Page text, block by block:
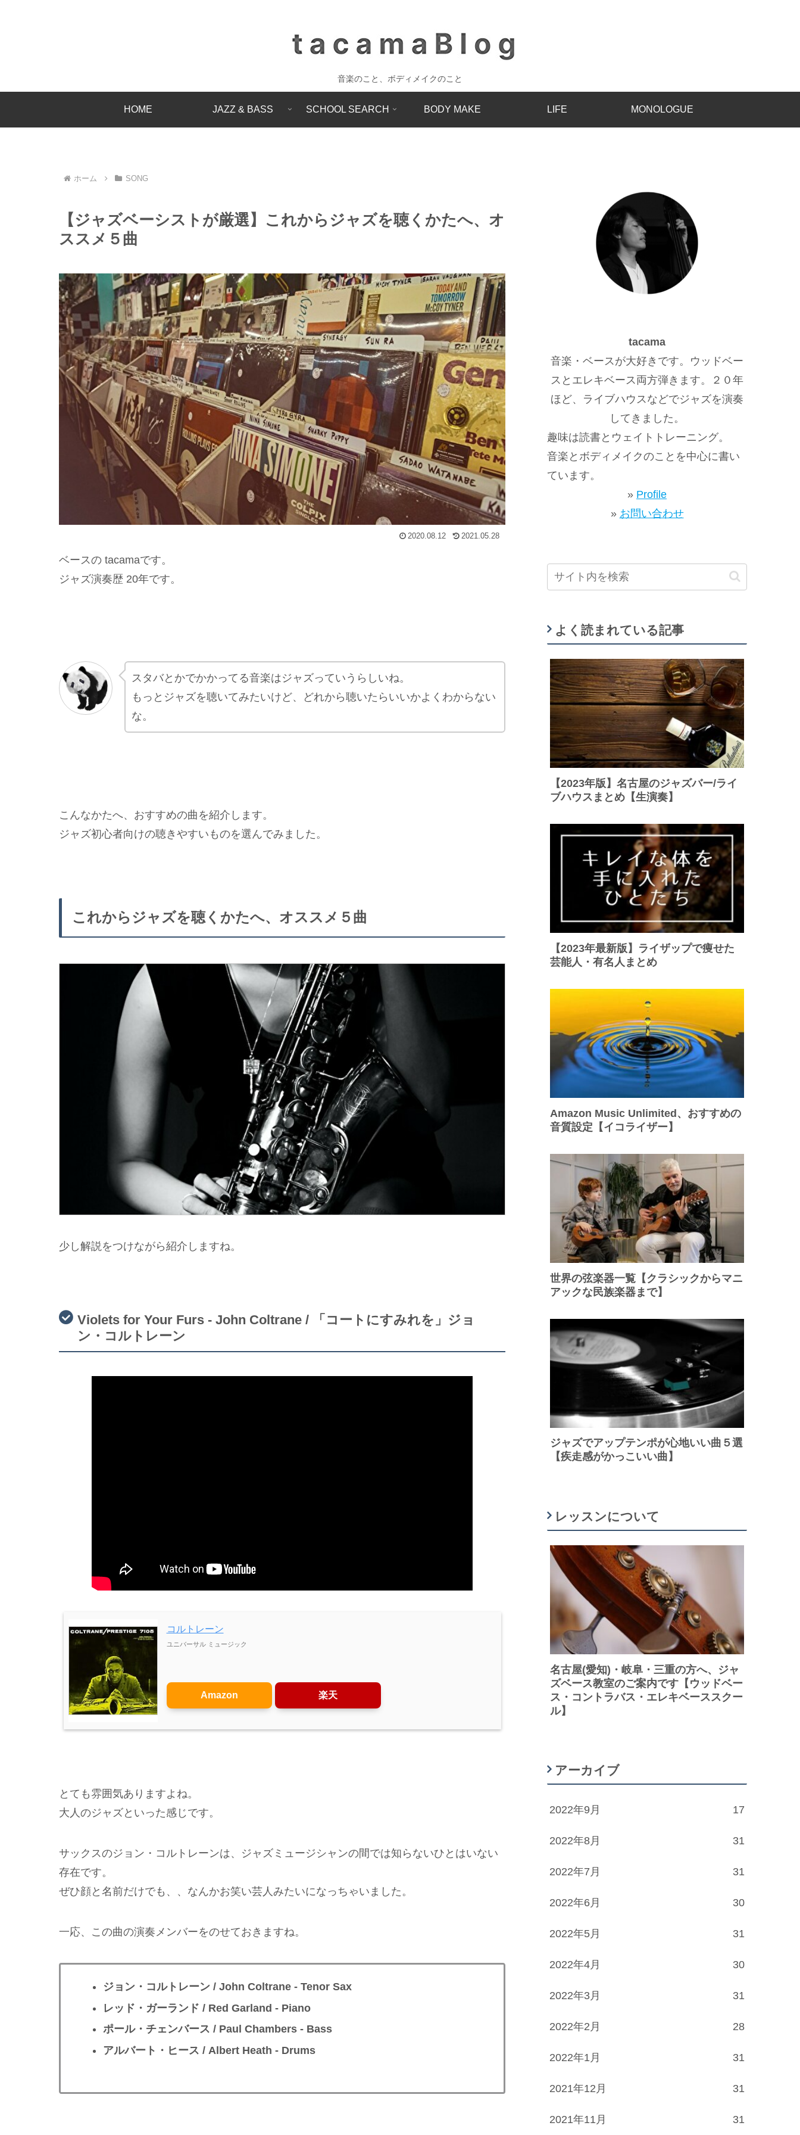
音楽のこと、ボディメイクのこと
HOME JAZZ & BASS SCHOOL SEARCH BODY MAKE LIFE MONOLOGUE
ホーム SONG
【ジャズベーシストが厳選】これからジャズを聴くかたへ、オ
ススメ５曲
2020.08.12 2021.05.28
ベースの tacamaです。
ジャズ演奏歴 20年です。
スタバとかでかかってる音楽はジャズっていうらしいね。
もっとジャズを聴いてみたいけど、どれから聴いたらいいかよくわからない
な。
こんなかたへ、おすすめの曲を紹介します。
ジャズ初心者向けの聴きやすいものを選んでみました。
これからジャズを聴くかたへ、オススメ５曲
少し解説をつけながら紹介しますね。
Violets for Your Furs - John Coltrane / 「コートにすみれを」ジョ
ン・コルトレーン
コルトレーン
ユニバーサル ミュージック
Amazon 楽天
とても雰囲気ありますよね。
大人のジャズといった感じです。
サックスのジョン・コルトレーンは、ジャズミュージシャンの間では知らないひとはいない
存在です。
ぜひ顔と名前だけでも、、なんかお笑い芸人みたいになっちゃいました。
一応、この曲の演奏メンバーをのせておきますね。
ジョン・コルトレーン / John Coltrane - Tenor Sax
レッド・ガーランド / Red Garland - Piano
ポール・チェンバース / Paul Chambers - Bass
アルバート・ヒース / Albert Heath - Drums
tacama
音楽・ベースが大好きです。ウッドベー
スとエレキベース両方弾きます。２０年
ほど、ライブハウスなどでジャズを演奏
してきました。
趣味は読書とウェイトトレーニング。
音楽とボディメイクのことを中心に書い
ています。
» Profile
» お問い合わせ
よく読まれている記事
【2023年版】名古屋のジャズバー/ライ
ブハウスまとめ【生演奏】
【2023年最新版】ライザップで痩せた
芸能人・有名人まとめ
Amazon Music Unlimited、おすすめの
音質設定【イコライザー】
世界の弦楽器一覧【クラシックからマニ
アックな民族楽器まで】
ジャズでアップテンポが心地いい曲５選
【疾走感がかっこいい曲】
レッスンについて
名古屋(愛知)・岐阜・三重の方へ、ジャ
ズベース教室のご案内です【ウッドベー
ス・コントラバス・エレキベーススクー
ル】
アーカイブ
2022年9月 17
2022年8月 31
2022年7月 31
2022年6月 30
2022年5月 31
2022年4月 30
2022年3月 31
2022年2月 28
2022年1月 31
2021年12月 31
2021年11月 31